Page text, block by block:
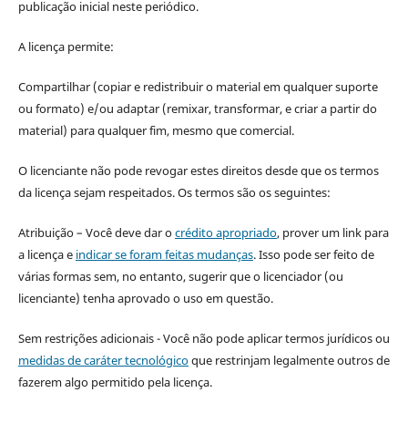
publicação inicial neste periódico.
A licença permite:
Compartilhar (copiar e redistribuir o material em qualquer suporte
ou formato) e/ou adaptar (remixar, transformar, e criar a partir do
material) para qualquer fim, mesmo que comercial.
O licenciante não pode revogar estes direitos desde que os termos
da licença sejam respeitados. Os termos são os seguintes:
Atribuição – Você deve dar ocrédito apropriado, prover um link para
a licença e indicar se foram feitas mudanças. Isso pode ser feito de
várias formas sem, no entanto, sugerir que o licenciador (ou
licenciante) tenha aprovado o uso em questão.
Sem restrições adicionais - Você não pode aplicar termos jurídicos ou
medidas de caráter tecnológicoque restrinjam legalmente outros de
fazerem algo permitido pela licença.